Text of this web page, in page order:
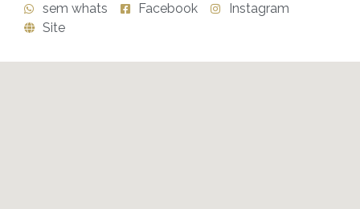
sem whats Facebook
Instagram
Site